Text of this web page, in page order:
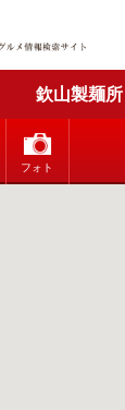
欽山製麺所
フォト